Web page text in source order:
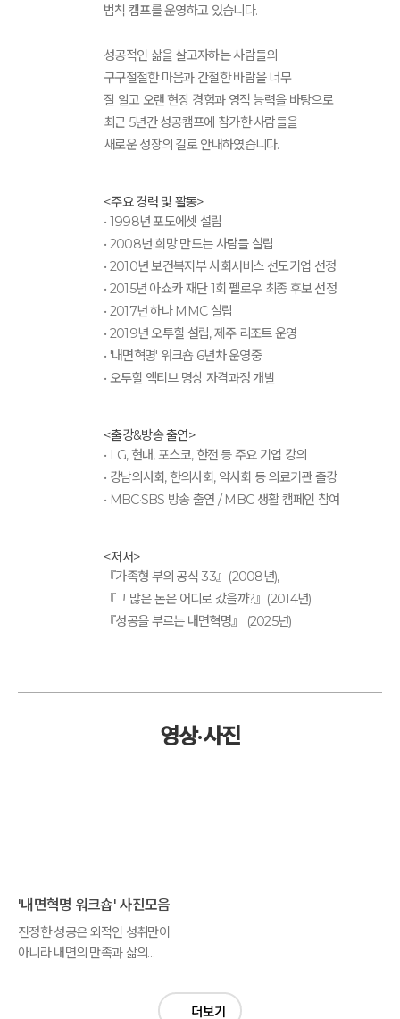
법칙 캠프를 운영하고 있습니다.
성공적인 삶을 살고자하는 사람들의
구구절절한 마음과 간절한 바람을 너무
잘 알고 오랜 현장 경험과 영적 능력을 바탕으로
최근 5년간 성공캠프에 참가한 사람들을
새로운 성장의 길로 안내하였습니다.
<주요 경력 및 활동>
• 1998년 포도에셋 설립
• 2008년 희망 만드는 사람들 설립
• 2010년 보건복지부 사회서비스 선도기업 선정
• 2015년 아쇼카 재단 1회 펠로우 최종 후보 선정
• 2017년 하나 MMC 설립
• 2019년 오투힐 설립, 제주 리조트 운영
• '내면혁명' 워크숍 6년차 운영중
• 오투힐 액티브 명상 자격과정 개발
<출강&방송 출연>
• LG, 현대, 포스코, 한전 등 주요 기업 강의
• 강남의사회, 한의사회, 약사회 등 의료기관 출강
• MBC·SBS 방송 출연 / MBC 생활 캠페인 참여
<저서>
『가족형 부의 공식 33』(2008년),
『그 많은 돈은 어디로 갔을까?』(2014년)
『성공을 부르는 내면혁명』 (2025년)
영상·사진
'내면혁명 워크숍' 사진모음
진정한 성공은 외적인 성취만이
아니라 내면의 만족과 삶의
더보기